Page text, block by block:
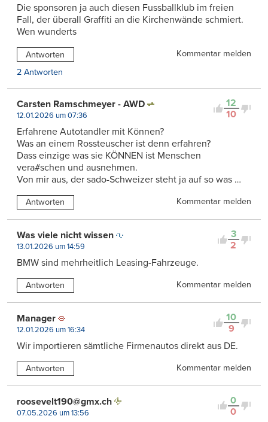
Die sponsoren ja auch diesen Fussballklub im freien
Fall, der überall Graffiti an die Kirchenwände schmiert.
Wen wunderts
Antworten
Kommentar melden
2 Antworten
12
10
Carsten Ramschmeyer - AWD
12.01.2026 um 07:36
Erfahrene Autotandler mit Können?
Was an einem Rossteuscher ist denn erfahren?
Dass einzige was sie KÖNNEN ist Menschen
vera#schen und ausnehmen.
Von mir aus, der sado-Schweizer steht ja auf so was …
Antworten Kommentar melden
3
2
Was viele nicht wissen
13.01.2026 um 14:59
BMW sind mehrheitlich Leasing-Fahrzeuge.
Antworten Kommentar melden
10
9
Manager
12.01.2026 um 16:34
Wir importieren sämtliche Firmenautos direkt aus DE.
Antworten Kommentar melden
0
0
roosevelt190@gmx.ch
07.05.2026 um 13:56